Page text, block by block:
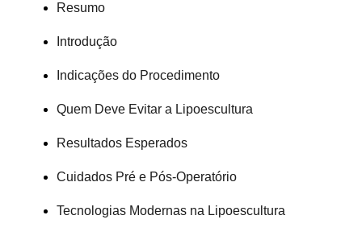
Resumo
Introdução
Indicações do Procedimento
Quem Deve Evitar a Lipoescultura
Resultados Esperados
Cuidados Pré e Pós-Operatório
Tecnologias Modernas na Lipoescultura